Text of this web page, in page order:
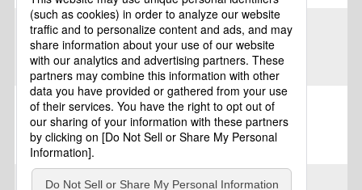
香川県
香川県・愛媛県
香川県小豆島町